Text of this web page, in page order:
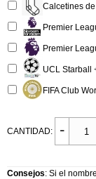
Calcetines
Premier
Premier
UCL Starball
FIFA Club
CANTIDAD:
Consejos: Si el